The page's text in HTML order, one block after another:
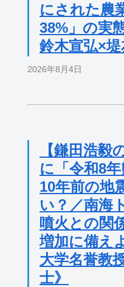
にされた農
38%」の実
鈴木宣弘×堤
2026年8月4日
【鎌田浩毅
に「令和8
10年前の地
い？／南海
噴火との関
増加に備え
大学名誉教
士》